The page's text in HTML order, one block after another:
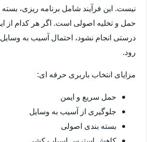
نیست. این فرآیند شامل برنامه ریزی، بسته
حمل و تخلیه اصولی است. اگر هر کدام از
درستی انجام نشود، احتمال آسیب به وسایل
رود.
مزایای انتخاب باربری حرفه ای:
حمل سریع و ایمن
جلوگیری از آسیب به وسایل
بسته بندی اصولی